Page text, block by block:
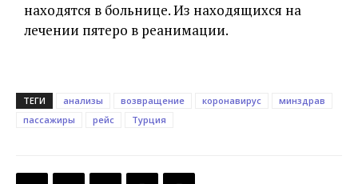
находятся в больнице. Из находящихся на
лечении пятеро в реанимации.
ТЕГИ анализы возвращение коронавирус
минздрав
пассажиры
рейс Турция